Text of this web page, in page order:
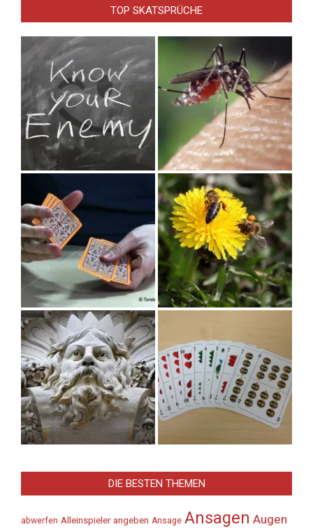
TOP SKATSPRÜCHE
DIE BESTEN THEMEN
abwerfen Alleinspieler angeben Ansage Ansagen Augen